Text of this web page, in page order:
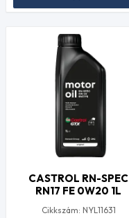
CASTROL RN-SPEC
RN17 FE 0W20 1L
Cikkszám: NYL11631